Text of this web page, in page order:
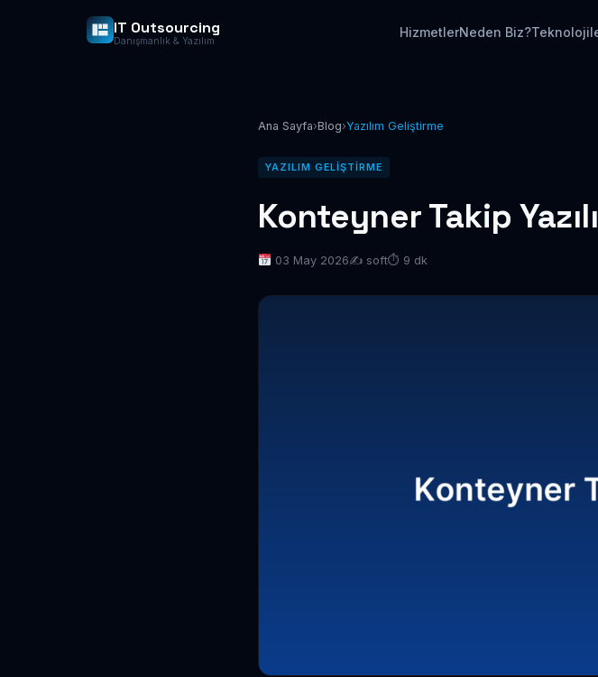
IT Outsourcing
Danışmanlık & Yazılım
HizmetlerNeden Biz?
Ana Sayfa›Blog›Yazılım Geliştirme
YAZILIM GELIŞTIRME
Konteyner Takip
03 May 2026✍️ soft⏱ 9 dk